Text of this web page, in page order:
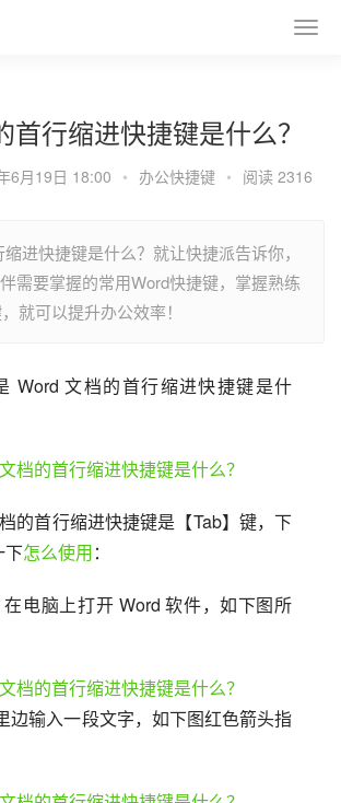
首行缩进快捷键是什么？
6月19日 18:00 • 办公快捷键 • 阅读 2316
进快捷键是什么？就让快捷派告诉你，
需要掌握的常用Word快捷键，掌握熟练
就可以提升办公效率！
Word 文档的首行缩进快捷键是什
的首行缩进快捷键是【Tab】键，下
下怎么使用：
电脑上打开 Word 软件，如下图所
边输入一段文字，如下图红色箭头指